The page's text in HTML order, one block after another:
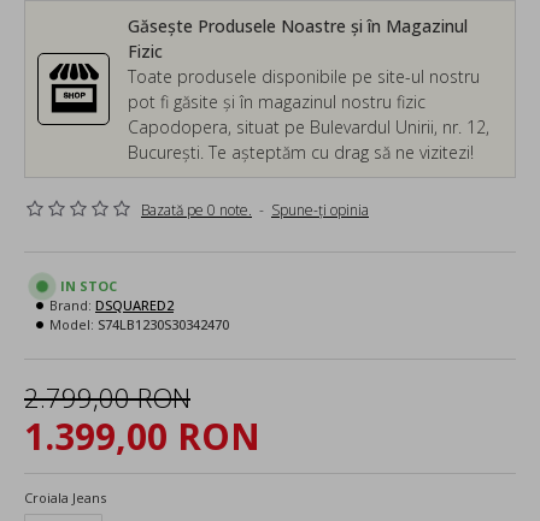
Găsește Produsele Noastre și în Magazinul
Fizic
Toate produsele disponibile pe site-ul nostru
pot fi găsite și în magazinul nostru fizic
Capodopera, situat pe Bulevardul Unirii, nr. 12,
București. Te așteptăm cu drag să ne vizitezi!
Bazată pe 0 note. - Spune-ţi opinia
1.399,00 RON
2.799,00 RON
IN STOC
Brand: DSQUARED2
Model: S74LB1230S30342470
Croiala Jeans